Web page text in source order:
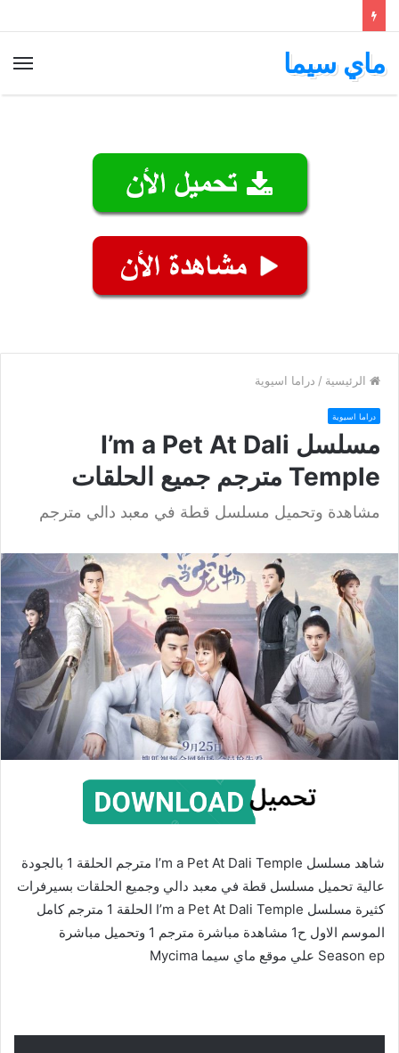
ماي سيما
الرئيسية / دراما اسيوية
دراما اسيوية
مسلسل I’m a Pet At Dali
Temple مترجم جميع الحلقات
مشاهدة وتحميل مسلسل قطة في معبد دالي مترجم
شاهد مسلسل I’m a Pet At Dali Temple مترجم الحلقة 1 بالجودة
عالية تحميل مسلسل قطة في معبد دالي وجميع الحلقات بسيرفرات
كثيرة مسلسل I’m a Pet At Dali Temple الحلقة 1 مترجم كامل
الموسم الاول ح1 مشاهدة مباشرة مترجم 1 وتحميل مباشرة
Season ep علي موقع ماي سيما Mycima